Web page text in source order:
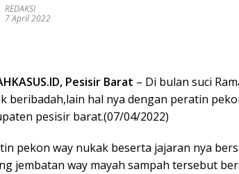
REDAKSI
7 April 2022
Pesisir Barat – Di bulan suci
beribadah,lain hal nya dengan peratin
pesisir barat.(07/04/2022)
pekon way nukak beserta jajaran nya
jembatan way mayah sampah tersebut